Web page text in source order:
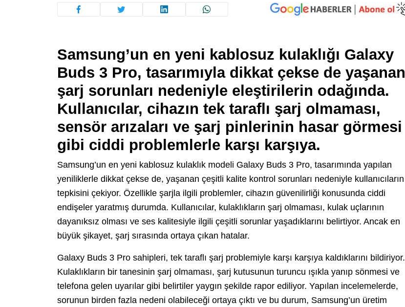
Samsung’un en yeni kablosuz kulaklığı Galaxy
Buds 3 Pro, tasarımıyla dikkat çekse de yaşanan
şarj sorunları nedeniyle eleştirilerin odağında.
Kullanıcılar, cihazın tek taraflı şarj olmaması,
sensör arızaları ve şarj pinlerinin hasar görmesi
gibi ciddi problemlerle karşı karşıya.
Samsung’un en yeni kablosuz kulaklık modeli Galaxy Buds 3 Pro, tasarımında yapılan
yeniliklerle dikkat çekse de, yaşanan çeşitli kalite kontrol sorunları nedeniyle kullanıcıların
tepkisini çekiyor. Özellikle şarjla ilgili problemler, cihazın güvenilirliği konusunda ciddi
endişeler yaratmış durumda. Kullanıcılar, kulaklıkların şarj olmaması, kulak uçlarının
dayanıksız olması ve ses kalitesiyle ilgili çeşitli sorunlar yaşadıklarını belirtiyor. Ancak en
büyük şikayet, şarj sırasında ortaya çıkan hatalar.
Galaxy Buds 3 Pro sahipleri, tek taraflı şarj problemiyle karşı karşıya kaldıklarını bildiriyor.
Kulaklıkların bir tanesinin şarj olmaması, şarj kutusunun turuncu ışıkla yanıp sönmesi ve
telefona gelen uyarılar gibi belirtiler yaygın şekilde rapor ediliyor. Yapılan incelemelerde,
sorunun birden fazla nedeni olabileceği ortaya çıktı ve bu durum, Samsung’un üretim